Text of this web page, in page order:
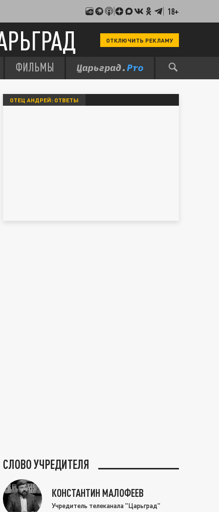
18+
ОТКЛЮЧИТЬ РЕКЛАМУ
ФИЛЬМЫ
ОТЕЦ АНДРЕЙ: ОТВЕТЫ
СЛОВО УЧРЕДИТЕЛЯ
КОНСТАНТИН МАЛОФЕЕВ
Учредитель телеканала "Царьград"